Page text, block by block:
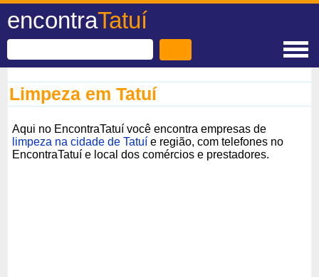
encontraTatuí
Limpeza em Tatuí
Aqui no EncontraTatuí você encontra empresas de
limpeza na cidade de Tatuí e região, com telefones no
EncontraTatuí e local dos comércios e prestadores.